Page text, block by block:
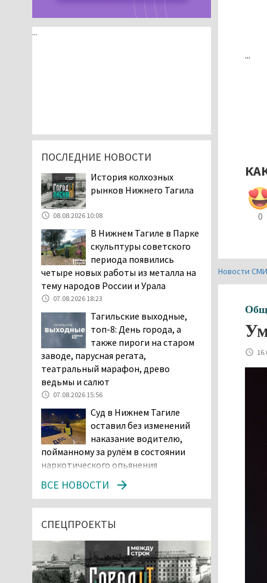
...
0
Новости
...
ПОСЛЕДНИЕ НОВОСТИ
История колхозных
рынков Нижнего Тагила
08.08.2026 10:08
В Нижнем Тагиле в Парке
скульптуры советского
периода появились
четыре новых работы из металла на
тему народов России и Урала
07.08.2026 18:23
Тагильские выходные,
топ-8: День города, а
также пироги на старом
заводе, парусная регата,
театральный марафон, древо
ведьмы и салют
07.08.2026 15:56
Суд в Нижнем Тагиле
оставил без изменений
наказание водителю,
пойманному за рулём в состоянии
наркотического опьянения
ДТП под Екатеринбургом
Тагильские спасатели
проникли в квартиру
через балкон, чтобы
ВСЕ НОВОСТИ
СПЕЦПРОЕКТЫ